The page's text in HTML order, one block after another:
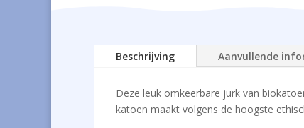
Beschrijving Aanvullende
Deze leuk omkeerbare jurk van
katoen maakt volgens de hoogste